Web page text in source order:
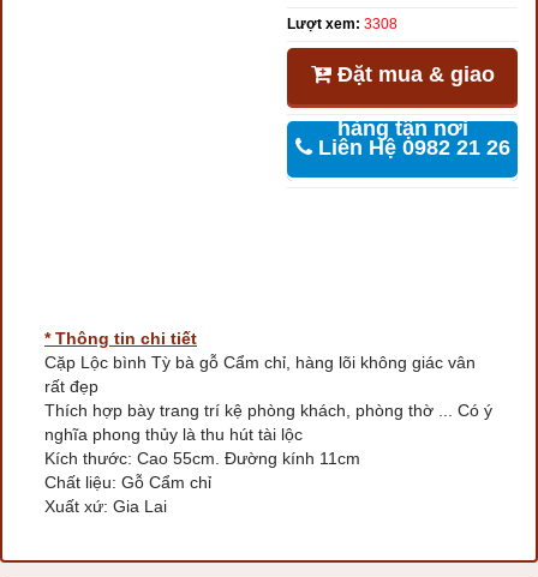
Lượt xem: 3308
Đặt mua & giao
hàng tận nơi
Liên Hệ 0982 21 26
* Thông tin chi tiết
Cặp Lộc bình Tỳ bà gỗ Cẩm chỉ, hàng lõi không giác vân
rất đẹp
Thích hợp bày trang trí kệ phòng khách, phòng thờ ... Có ý
nghĩa phong thủy là thu hút tài lộc
Kích thước: Cao 55cm. Đường kính 11cm
Chất liệu: Gỗ Cẩm chỉ
Xuất xứ: Gia Lai